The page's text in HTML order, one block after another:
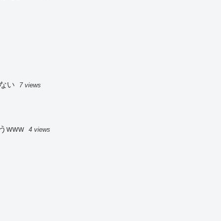
い 7 views
www 4 views